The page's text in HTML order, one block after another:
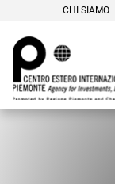
CHI SIAMO